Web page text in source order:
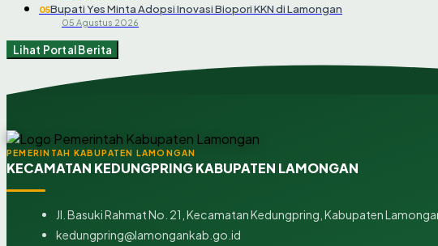
05Bupati Yes Minta Adopsi Inovasi Biopori KKN di Lamongan
05 Agustus 2026
Lihat Portal Berita
PEMERINTAH KABUPATEN LAMONGAN
KECAMATAN KEDUNGPRING KABUPATEN LAMONGAN
Jl. Basuki Rahmat No. 21, Kecamatan Kedungpring, Kabupaten
kedungpring@lamongankab.go.id